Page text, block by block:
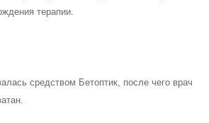
терапии.
средством Бетоптик, после чего врач